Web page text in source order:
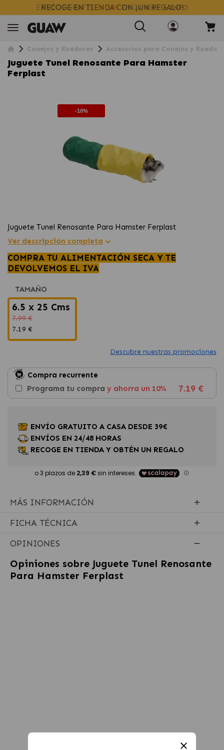
ENVÍOS GRATIS > 39€EN 24/48H+ INFO
Conejos y Roedores Accesorios para Conejos y
Juguete Tunel Renosante Para Hamster
Ferplast
-10%
Juguete Tunel Renosante Para Hamster Ferplast
Ver descripción completa
COMPRA TU ALIMENTACIÓN SECA Y TE
DEVOLVEMOS EL IVA
TAMAÑO
6.5 x 25 Cms
7.99 €
7.19 €
Descubre nuestras promociones
Compra recurrente
Programa tu compra y ahorra un 10% 7.19 €
ENVÍO GRATUITO A CASA DESDE 39€
ENVÍOS EN 24/48 HORAS
RECOGE EN TIENDA Y OBTÉN UN REGALO
MÁS INFORMACIÓN
FICHA TÉCNICA
OPINIONES
Opiniones sobre Juguete Tunel Renosante
Para Hamster Ferplast